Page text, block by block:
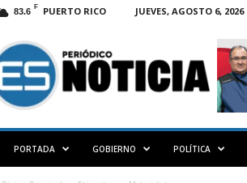
83.6 F PUERTO RICO JUEVES, AGOSTO 6, 2026
PORTADA GOBIERNO POLÍTICA